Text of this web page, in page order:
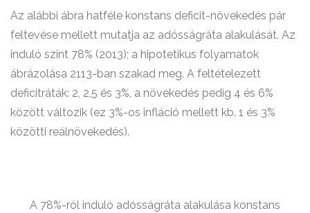
Az alábbi ábra hatféle konstans deficit-növekedés pár
feltevése mellett mutatja az adósságráta alakulását. Az
induló szint 78% (2013); a hipotetikus folyamatok
ábrázolása 2113-ban szakad meg. A feltételezett
deficitráták: 2, 2,5 és 3%, a növekedés pedig 4 és 6%
között változik (ez 3%-os infláció mellett kb. 1 és 3%
közötti reálnövekedés).
A 78%-ról induló adósságráta alakulása konstans